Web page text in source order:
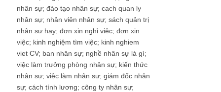
nhân sự; đào tạo nhân sự; cach quan ly
nhân sự; nhân viên nhân sự; sách quản trị
nhân sự hay; đơn xin nghỉ việc; đơn xin
việc; kinh nghiệm tìm việc; kinh nghiem
viet CV; ban nhân sự; nghề nhân sự là gì;
việc làm trưởng phòng nhân sự; kiến thức
nhân sự; việc làm nhân sự; giám đốc nhân
sự; cách tính lương; công ty nhân sự;